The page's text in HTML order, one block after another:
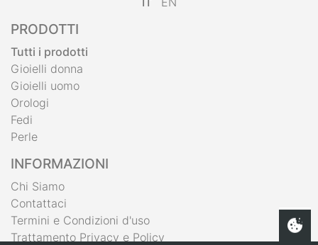
PRODOTTI
Tutti i prodotti
Gioielli donna
Gioielli uomo
Orologi
Fedi
Perle
INFORMAZIONI
Chi Siamo
Contattaci
Termini e Condizioni d'uso
Trattamento Privacy e Policy